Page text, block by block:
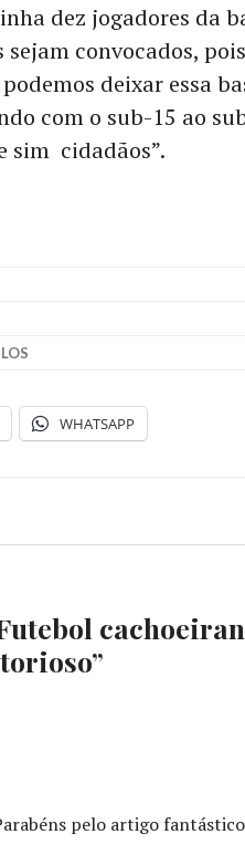
dez jogadores da
convocados,
deixar essa
com o sub-15 ao
sim cidadãos”.
WHATSAPP
”
pelo artigo fantástico